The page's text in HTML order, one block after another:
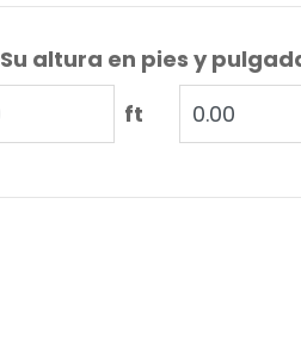
Su altura en pies y
ft